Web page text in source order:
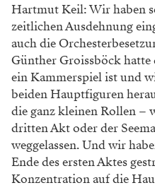
Hartmut Keil: Wir haben
zeitlichen Ausdehnung
auch die
Günther Groissböck hatte
ein Kammerspiel ist und
beiden Hauptfiguren
die ganz kleinen Rollen –
dritten Akt oder der
weggelassen. Und wir
Ende des ersten Aktes
Konzentration auf die